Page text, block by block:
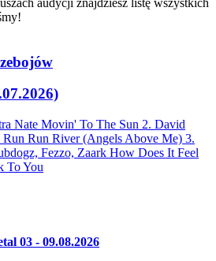
Nate Movin' To The Sun 2. David
Run Run River (Angels Above Me) 3.
Fezzo, Zaark How Does It Feel
To You
03 - 09.08.2026